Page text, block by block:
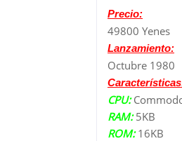
Precio:
49800 Yenes
Lanzamiento:
Octubre 1980
CPU:
RAM:5KB
ROM:16KB